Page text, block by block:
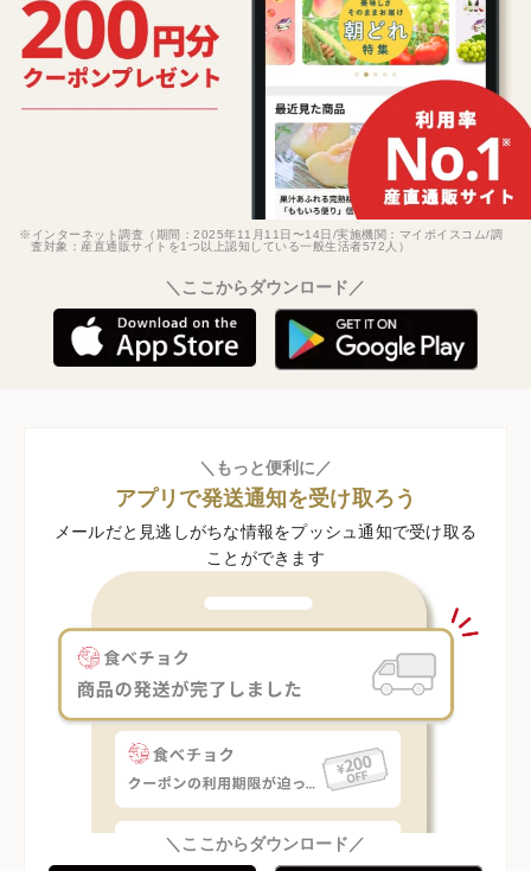
※インターネット調査（期間：2025年11月11日〜14日/実施機関：マイボイスコム/調
査対象：産直通販サイトを1つ以上認知している一般生活者572人）
＼ここからダウンロード／
＼もっと便利に／
アプリで発送通知を受け取ろう
メールだと見逃しがちな情報をプッシュ通知で受け取る
ことができます
＼ここからダウンロード／